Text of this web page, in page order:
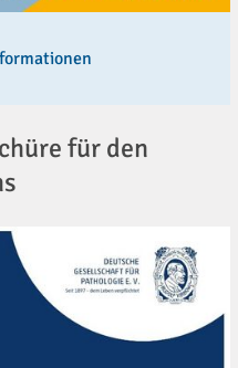
für den